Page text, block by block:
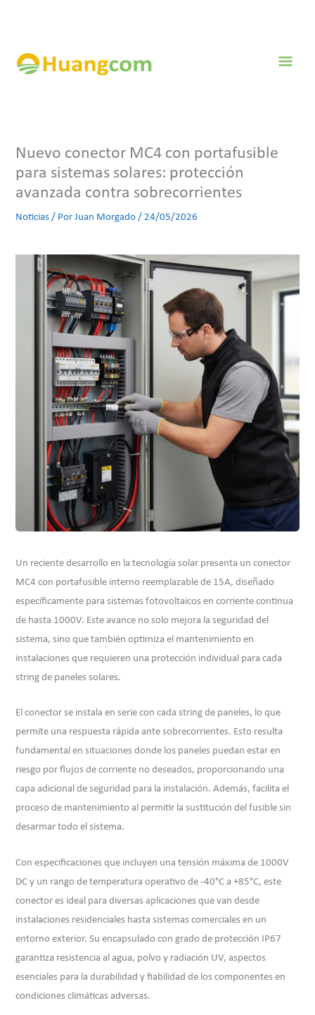
Nuevo conector MC4 con portafusible
para sistemas solares: protección
avanzada contra sobrecorrientes
Noticias / PorJuan Morgado/24/05/2026
Un reciente desarrollo en la tecnología solar presenta un conector
MC4 con portafusible interno reemplazable de 15A, diseñado
específicamente para sistemas fotovoltaicos en corriente continua
de hasta 1000V. Este avance no solo mejora la seguridad del
sistema, sino que también optimiza el mantenimiento en
instalaciones que requieren una protección individual para cada
string de paneles solares.
El conector se instala en serie con cada string de paneles, lo que
permite una respuesta rápida ante sobrecorrientes. Esto resulta
fundamental en situaciones donde los paneles puedan estar en
riesgo por flujos de corriente no deseados, proporcionando una
capa adicional de seguridad para la instalación. Además, facilita el
proceso de mantenimiento al permitir la sustitución del fusible sin
desarmar todo el sistema.
Con especificaciones que incluyen una tensión máxima de 1000V
DC y un rango de temperatura operativo de -40°C a +85°C, este
conector es ideal para diversas aplicaciones que van desde
instalaciones residenciales hasta sistemas comerciales en un
entorno exterior. Su encapsulado con grado de protección IP67
garantiza resistencia al agua, polvo y radiación UV, aspectos
esenciales para la durabilidad y fiabilidad de los componentes en
condiciones climáticas adversas.